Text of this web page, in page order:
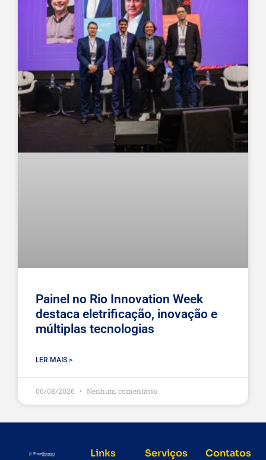
Painel no Rio Innovation Week
destaca eletrificação, inovação e
múltiplas tecnologias
LER MAIS >
06/08/2026 Nenhum comentário
Links
Serviços Contatos